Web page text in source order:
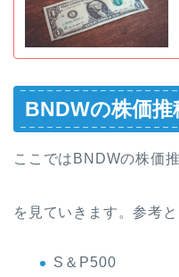
BNDWの株価推
ここではBNDWの株価
を見ていきます。参考と
S＆P500